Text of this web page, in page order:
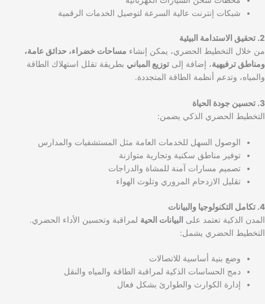
شبكات إنترنت عالية السرعة لتوصيل الخدمات الرقمية
2. تحقيق الاستدامة البيئية
من خلال التخطيط الحضري، يمكن إنشاء مساحات خضراء، حدائق عامة،
ومناطق ترفيهية، إضافة إلى توزيع المباني بطريقة تقلل استهلاك الطاقة
والمياه، وتدعم أنظمة الطاقة المتجددة.
3. تحسين جودة الحياة
التخطيط الحضري الذكي يضمن:
الوصول السهل للخدمات العامة مثل المستشفيات والمدارس
توفير مناطق سكنية وتجارية متوازنة
تصميم مسارات آمنة للمشاة والدراجات
تقليل الازدحام المروري وتلوث الهواء
4. تكامل التكنولوجيا والبيانات
المدن الذكية تعتمد على البيانات الحية لمراقبة وتحسين الأداء الحضري.
التخطيط الحضري يشمل:
وضع بنية أساسية للاتصالات
دمج الحساسات الذكية لمراقبة الطاقة والمياه والنقل
إدارة الكوارث والطوارئ بشكل فعال